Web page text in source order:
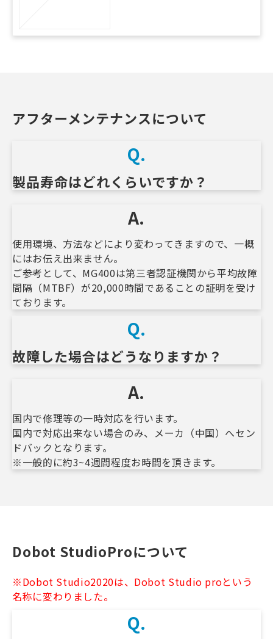
アフターメンテナンスについて
Q.
製品寿命はどれくらいですか？
A.
使用環境、方法などにより変わってきますので、一概
にはお伝え出来ません。
ご参考として、MG400は第三者認証機関から平均故障
間隔（MTBF）が20,000時間であることの証明を受け
ております。
Q.
故障した場合はどうなりますか？
A.
国内で修理等の一時対応を行います。
国内で対応出来ない場合のみ、メーカ（中国）へセン
ドバックとなります。
※一般的に約3~4週間程度お時間を頂きます。
Dobot StudioProについて
※Dobot Studio2020は、Dobot Studio proという
名称に変わりました。
Q.